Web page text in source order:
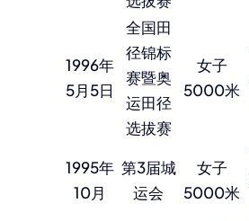
1996年
5月5日
全国田
径锦标
赛暨奥
运田径
选拔赛
女子
5000米
1995年
10月
第3届城
运会
女子
5000米